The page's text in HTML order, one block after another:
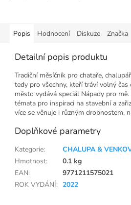
Popis Hodnocení Diskuze Značka
Detailní popis produktu
Tradiční měsíčník pro chataře,
tedy pro všechny, kteří tráví volný čas
město vydává speciál Nápady pro
témata pro inspiraci na stavební a
více se věnuje i různým drobnostem,
Doplňkové parametry
Kategorie:
CHALUPA &
Hmotnost:
0.1 kg
EAN:
9771211575021
ROK VYDÁNÍ: 2022